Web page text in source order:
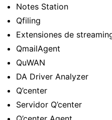
Notes Station
Qfiling
Extensiones de
QmailAgent
QuWAN
DA Driver Analyzer
Q’center
Servidor Q’center